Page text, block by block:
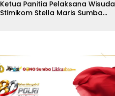
Ketua Panitia Pelaksana Wisuda
Stimikom Stella Maris Sumba